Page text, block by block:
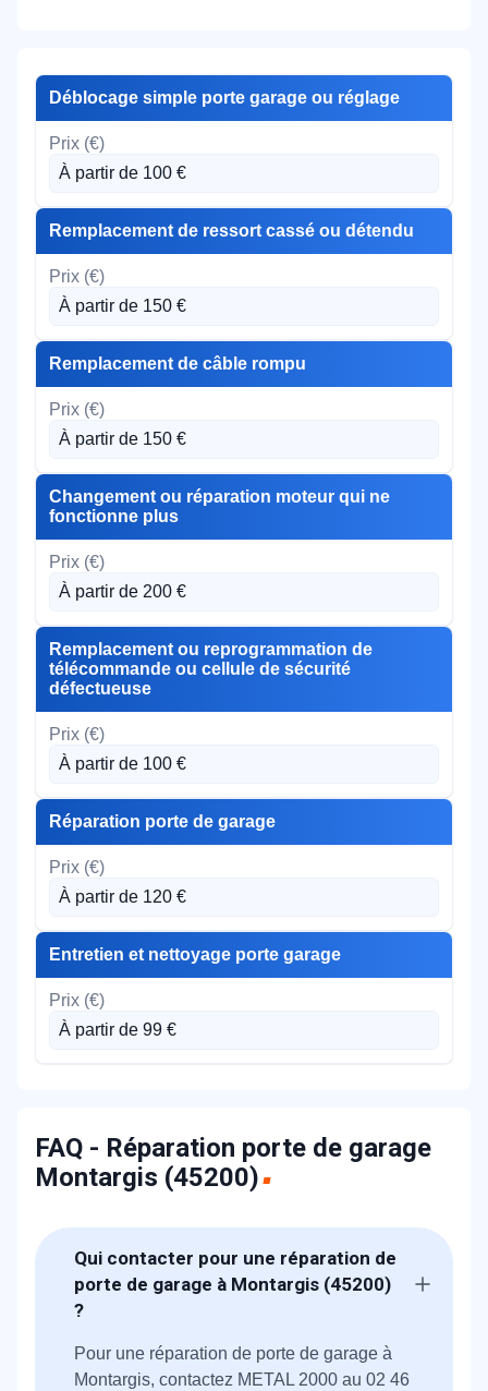
Déblocage simple porte garage ou réglage
À partir de 100 €
Remplacement de ressort cassé ou détendu
À partir de 150 €
Remplacement de câble rompu
À partir de 150 €
Changement ou réparation moteur qui ne
fonctionne plus
À partir de 200 €
Remplacement ou reprogrammation de
télécommande ou cellule de sécurité
défectueuse
À partir de 100 €
Réparation porte de garage
À partir de 120 €
Entretien et nettoyage porte garage
À partir de 99 €
FAQ - Réparation porte de garage
Montargis (45200)
Qui contacter pour une réparation de
porte de garage à Montargis (45200)
?
Pour une réparation de porte de garage à
Montargis, contactez METAL 2000 au 02 46